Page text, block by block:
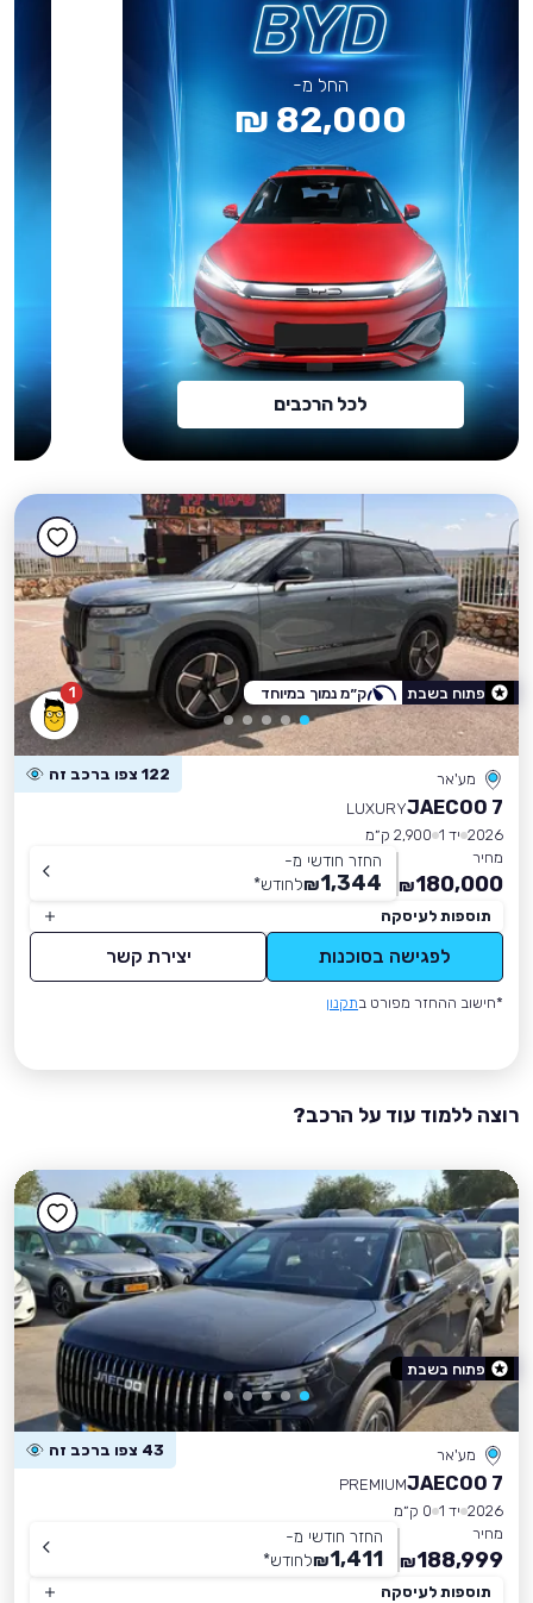
החל מ-
82,000 ₪
לכל הרכבים
1
מע'אר 122 צפו ברכב זה
JAECOO 7
LUXURY
2026 יד 1
2,900 ק״מ
מחיר
180,000
₪
החזר חודשי מ-
1,344
₪לחודש*
תוספות לעיסקה
לפגישה בסוכנות יצירת קשר
*חישוב ההחזר מפורט בתקנון
פתוח בשבת ק״מ נמוך במיוחד
רוצה ללמוד עוד על הרכב?
מע'אר 43 צפו ברכב זה
JAECOO 7
PREMIUM
2026 יד 1
0 ק״מ
מחיר
188,999
₪
החזר חודשי מ-
1,411
₪לחודש*
תוספות לעיסקה
פתוח בשבת